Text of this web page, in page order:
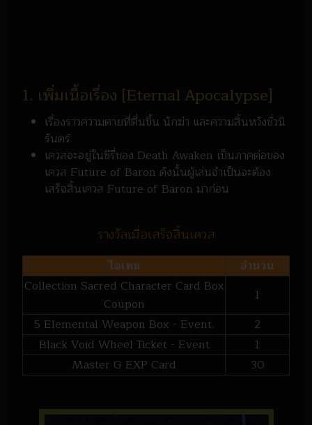
1. เพิ่มเนื้อเรื่อง [Eternal Apocalypse]
เรื่องราวความตายที่ตื่นขึ้น นักฆ่า และความสิ้นหวังชั่วนิ
รันดร์
เควสจะอยู่ในซีรี่ของ Death Awaken เป็นภาคต่อของ
เควส Future of Baron ดังนั้นผู้เล่นจำเป็นจะต้อง
เสร็จสิ้นเควส Future of Baron มาก่อน
รางวัลเมื่อเสร็จสิ้นเควส
ไอเทม
จำนวน
Collection Sacred Character Card Box
Coupon
1
5 Elemental Weapon Box - Event.
2
Black Void Wheel Ticket - Event
1
Master G EXP Card
30